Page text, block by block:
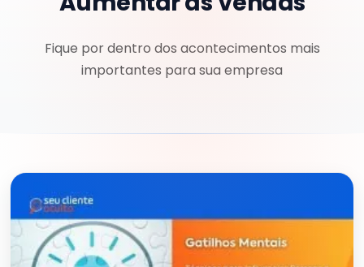
Fique por dentro dos acontecimentos mais
importantes para sua empresa